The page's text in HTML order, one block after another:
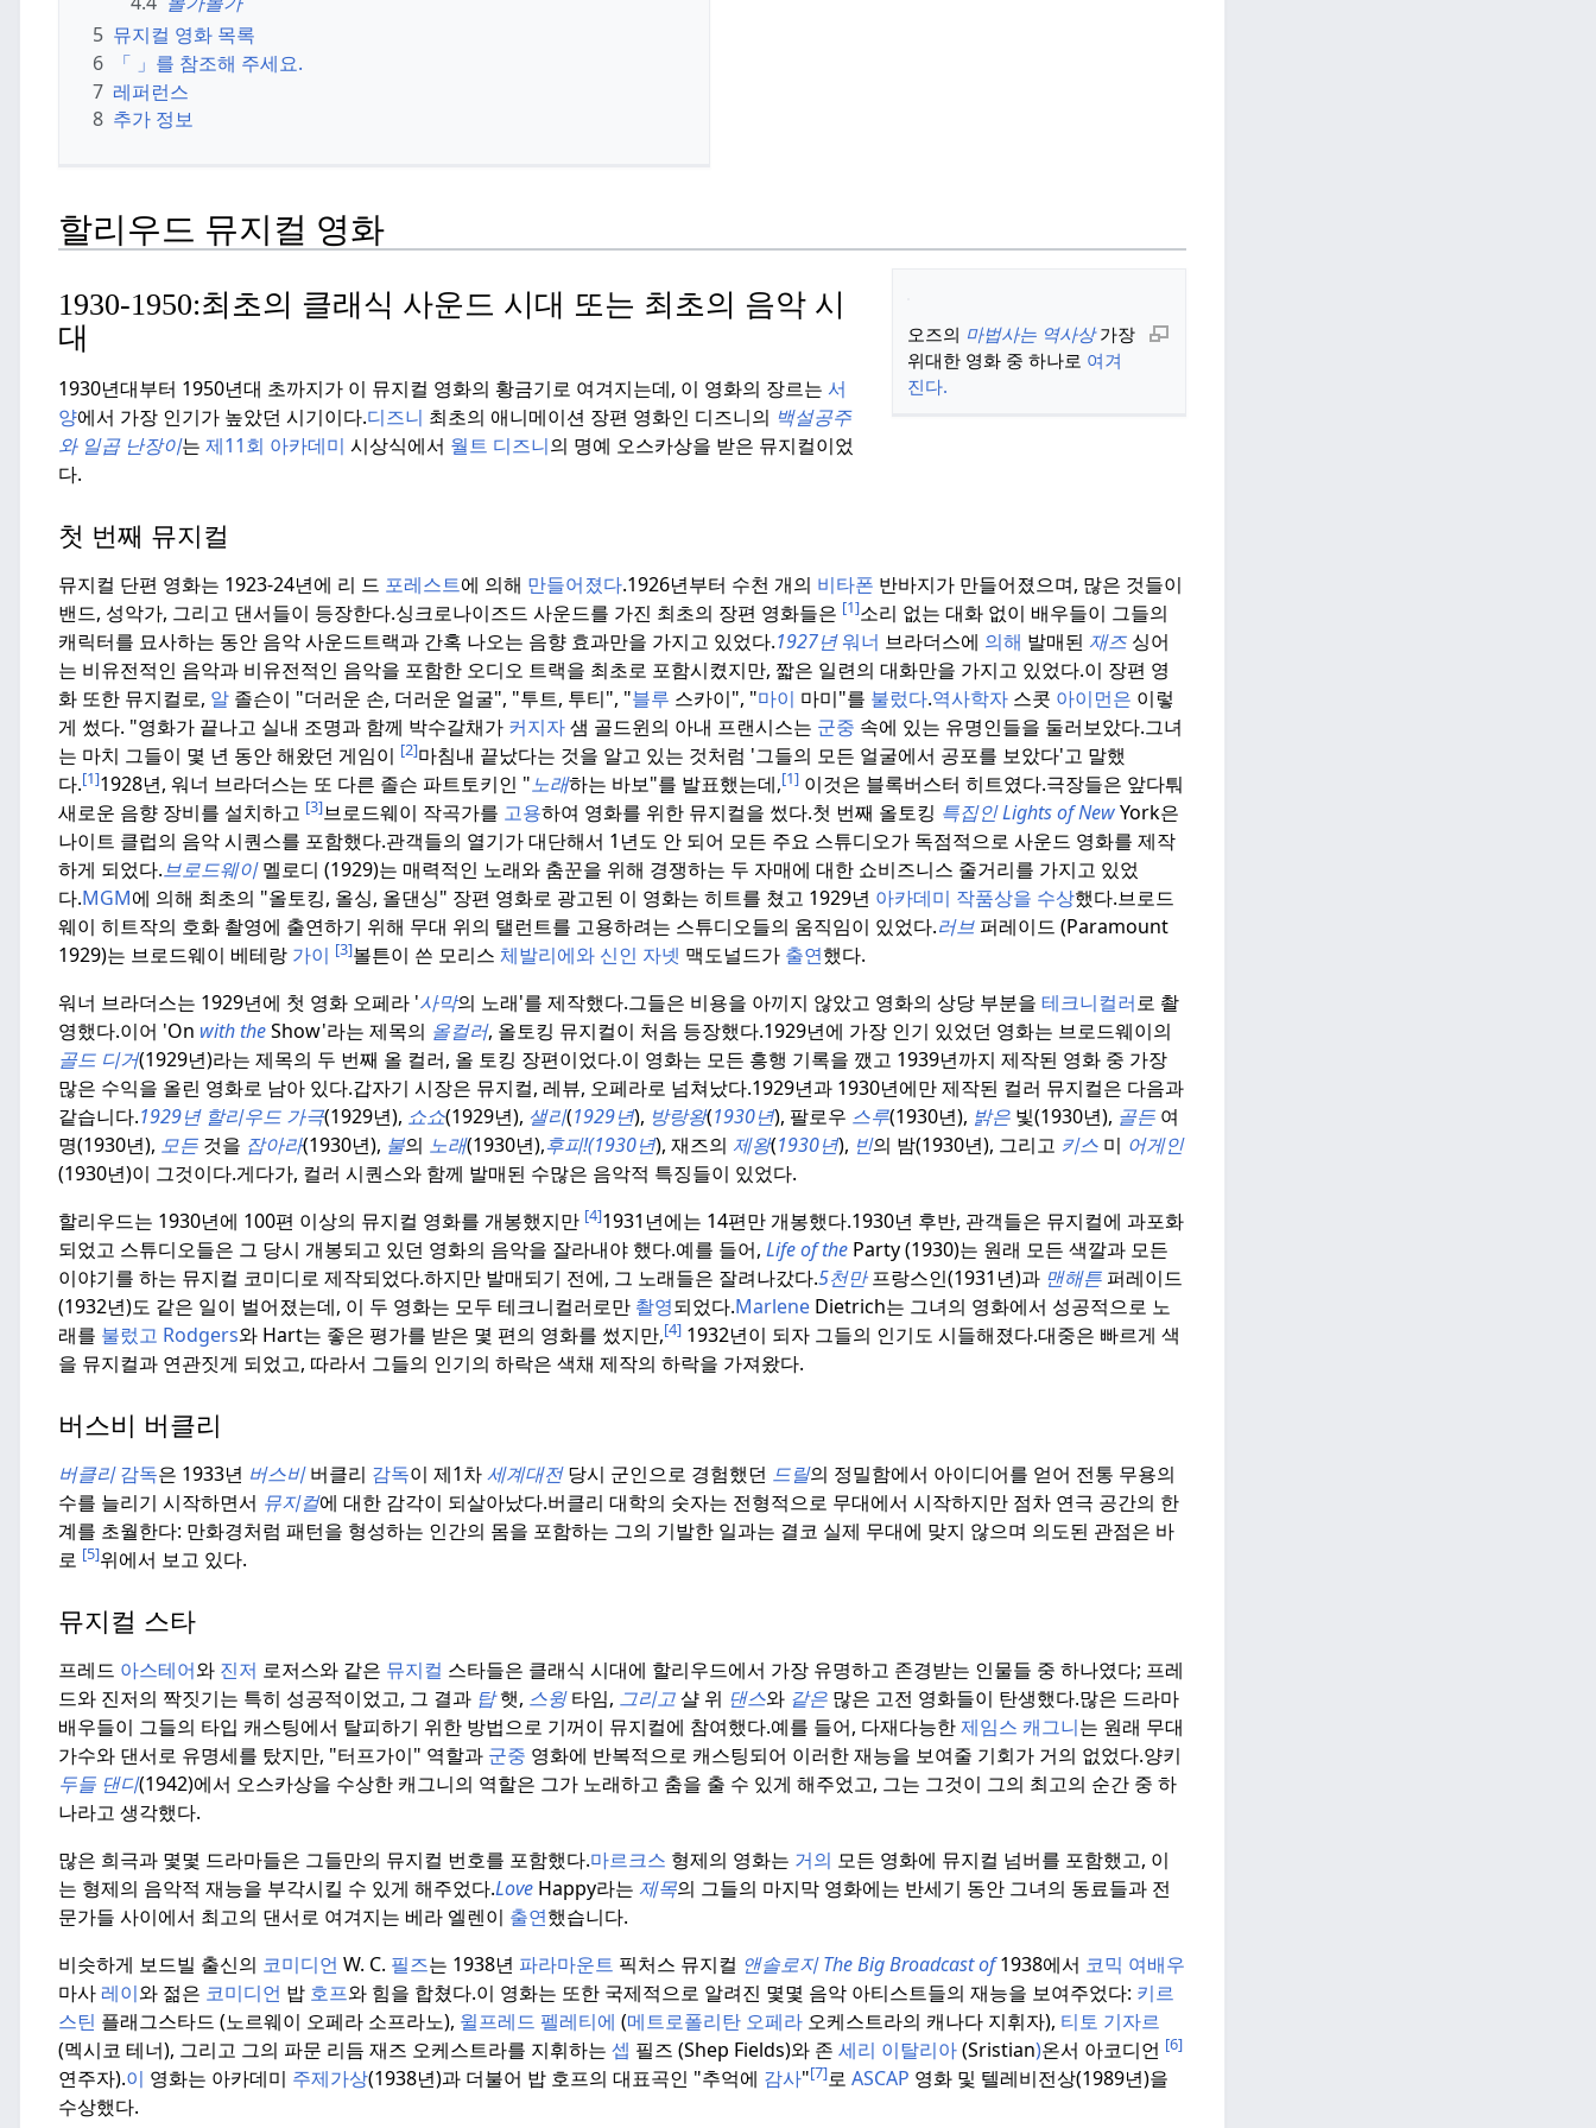
5 뮤지컬 영화 목록
6
「 」를 참조해 주세요.
7 레퍼런스
8 추가 정보
할리우드 뮤지컬 영화
오즈의 마법사는 역사상가장
위대한 영화 중 하나로 여겨
진다.
1930-1950:최초의 클래식 사운드 시대 또는 최초의 음악 시
대
1930년대부터 1950년대 초까지가 이 뮤지컬 영화의 황금기로 여겨지는데, 이 영화의 장르는 서
양에서 가장 인기가 높았던 시기이다.디즈니 최초의 애니메이션 장편 영화인 디즈니의 백설공주
와 일곱 난장이는 제11회 아카데미 시상식에서 월트 디즈니의 명예 오스카상을 받은 뮤지컬이었
다.
첫 번째 뮤지컬
뮤지컬 단편 영화는 1923-24년에 리 드 포레스트에 의해 만들어졌다.1926년부터 수천 개의 비타폰 반바지가 만들어졌으며, 많은 것들이
밴드, 성악가, 그리고 댄서들이 등장한다.싱크로나이즈드 사운드를 가진 최초의 장편 영화들은 [1]소리 없는 대화 없이 배우들이 그들의
캐릭터를 묘사하는 동안 음악 사운드트랙과 간혹 나오는 음향 효과만을 가지고 있었다.1927년워너 브라더스에 의해 발매된 재즈 싱어
는 비유전적인 음악과 비유전적인 음악을 포함한 오디오 트랙을 최초로 포함시켰지만, 짧은 일련의 대화만을 가지고 있었다.이 장편 영
화 또한 뮤지컬로, 알 졸슨이 "더러운 손, 더러운 얼굴", "투트, 투티", "블루 스카이", "마이 마미"를 불렀다.역사학자 스콧 아이먼은 이렇
게 썼다. "영화가 끝나고 실내 조명과 함께 박수갈채가 커지자샘 골드윈의 아내 프랜시스는 군중 속에 있는 유명인들을 둘러보았다.그녀
는 마치 그들이 몇 년 동안 해왔던 게임이 [2]마침내 끝났다는 것을 알고 있는 것처럼 '그들의 모든 얼굴에서 공포를 보았다'고 말했
다.[1]1928년, 워너 브라더스는 또 다른 졸슨 파트토키인 "노래하는 바보"를 발표했는데,[1] 이것은 블록버스터 히트였다.극장들은 앞다퉈
새로운 음향 장비를 설치하고 [3]브로드웨이 작곡가를 고용하여 영화를 위한 뮤지컬을 썼다.첫 번째 올토킹 특집인 Lights of NewYork은
나이트 클럽의 음악 시퀀스를 포함했다.관객들의 열기가 대단해서 1년도 안 되어 모든 주요 스튜디오가 독점적으로 사운드 영화를 제작
하게 되었다.브로드웨이멜로디 (1929)는 매력적인 노래와 춤꾼을 위해 경쟁하는 두 자매에 대한 쇼비즈니스 줄거리를 가지고 있었
다.MGM에 의해 최초의 "올토킹, 올싱, 올댄싱" 장편 영화로 광고된 이 영화는 히트를 쳤고 1929년 아카데미 작품상을 수상했다.브로드
웨이 히트작의 호화 촬영에 출연하기 위해 무대 위의 탤런트를 고용하려는 스튜디오들의 움직임이 있었다.러브 퍼레이드 (Paramount
1929)는 브로드웨이 베테랑 가이 [3]볼튼이 쓴 모리스 체발리에와 신인 자넷 맥도널드가 출연했다.
워너 브라더스는 1929년에 첫 영화 오페라 '사막의 노래'를 제작했다.그들은 비용을 아끼지 않았고 영화의 상당 부분을 테크니컬러로 촬
영했다.이어 'On with theShow'라는 제목의 올컬러, 올토킹 뮤지컬이 처음 등장했다.1929년에 가장 인기 있었던 영화는 브로드웨이의
골드 디거(1929년)라는 제목의 두 번째 올 컬러, 올 토킹 장편이었다.이 영화는 모든 흥행 기록을 깼고 1939년까지 제작된 영화 중 가장
많은 수익을 올린 영화로 남아 있다.갑자기 시장은 뮤지컬, 레뷰, 오페라로 넘쳐났다.1929년과 1930년에만 제작된 컬러 뮤지컬은 다음과
같습니다.1929년 할리우드 가극(1929년), 쇼쇼(1929년), 샐리(1929년), 방랑왕(1930년), 팔로우 스루(1930년), 밝은 빛(1930년), 골든 여
명(1930년), 모든 것을 잡아라(1930년), 불의 노래(1930년),후피!(1930년), 재즈의 제왕(1930년), 빈의 밤(1930년), 그리고 키스 미 어게인
(1930년)이 그것이다.게다가, 컬러 시퀀스와 함께 발매된 수많은 음악적 특징들이 있었다.
할리우드는 1930년에 100편 이상의 뮤지컬 영화를 개봉했지만 [4]1931년에는 14편만 개봉했다.1930년 후반, 관객들은 뮤지컬에 과포화
되었고 스튜디오들은 그 당시 개봉되고 있던 영화의 음악을 잘라내야 했다.예를 들어, Life of the Party (1930)는 원래 모든 색깔과 모든
이야기를 하는 뮤지컬 코미디로 제작되었다.하지만 발매되기 전에, 그 노래들은 잘려나갔다.5천만프랑스인(1931년)과 맨해튼 퍼레이드
(1932년)도 같은 일이 벌어졌는데, 이 두 영화는 모두 테크니컬러로만 촬영되었다.Marlene Dietrich는 그녀의 영화에서 성공적으로 노
래를 불렀고 Rodgers와 Hart는 좋은 평가를 받은 몇 편의 영화를 썼지만,[4] 1932년이 되자 그들의 인기도 시들해졌다.대중은 빠르게 색
을 뮤지컬과 연관짓게 되었고, 따라서 그들의 인기의 하락은 색채 제작의 하락을 가져왔다.
버스비 버클리
버클리 감독은 1933년 버스비버클리 감독이 제1차세계대전당시 군인으로 경험했던 드릴의 정밀함에서 아이디어를 얻어 전통 무용의
수를 늘리기 시작하면서 뮤지컬에 대한 감각이 되살아났다.버클리 대학의 숫자는 전형적으로 무대에서 시작하지만 점차 연극 공간의 한
계를 초월한다: 만화경처럼 패턴을 형성하는 인간의 몸을 포함하는 그의 기발한 일과는 결코 실제 무대에 맞지 않으며 의도된 관점은 바
로 [5]위에서 보고 있다.
뮤지컬 스타
프레드 아스테어와 진저 로저스와 같은 뮤지컬 스타들은 클래식 시대에 할리우드에서 가장 유명하고 존경받는 인물들 중 하나였다; 프레
드와 진저의 짝짓기는 특히 성공적이었고, 그 결과 탑햇, 스윙타임, 그리고샬 위 댄스와 같은 많은 고전 영화들이 탄생했다.많은 드라마
배우들이 그들의 타입 캐스팅에서 탈피하기 위한 방법으로 기꺼이 뮤지컬에 참여했다.예를 들어, 다재다능한제임스 캐그니는 원래 무대
가수와 댄서로 유명세를 탔지만, "터프가이" 역할과 군중 영화에 반복적으로 캐스팅되어 이러한 재능을 보여줄 기회가 거의 없었다.양키
두들 댄디(1942)에서 오스카상을 수상한 캐그니의 역할은 그가 노래하고 춤을 출 수 있게 해주었고, 그는 그것이 그의 최고의 순간 중 하
나라고 생각했다.
많은 희극과 몇몇 드라마들은 그들만의 뮤지컬 번호를 포함했다.마르크스 형제의 영화는 거의 모든 영화에 뮤지컬 넘버를 포함했고, 이
는 형제의 음악적 재능을 부각시킬 수 있게 해주었다.Love Happy라는 제목의 그들의 마지막 영화에는 반세기 동안 그녀의 동료들과 전
문가들 사이에서 최고의 댄서로 여겨지는 베라 엘렌이 출연했습니다.
비슷하게 보드빌 출신의 코미디언 W. C. 필즈는 1938년 파라마운트 픽처스 뮤지컬 앤솔로지 The Big Broadcast of1938에서 코믹 여배우
마사 레이와 젊은 코미디언 밥 호프와 힘을 합쳤다.이 영화는 또한 국제적으로 알려진 몇몇 음악 아티스트들의 재능을 보여주었다: 키르
스틴 플래그스타드 (노르웨이 오페라 소프라노), 윌프레드 펠레티에 (메트로폴리탄 오페라 오케스트라의 캐나다 지휘자), 티토 기자르
(멕시코 테너), 그리고 그의 파문 리듬 재즈 오케스트라를 지휘하는 셉 필즈 (Shep Fields)와 존 세리 이탈리아(Sristian)온서 아코디언 [6]
연주자).이 영화는 아카데미 주제가상(1938년)과 더불어 밥 호프의 대표곡인 "추억에 감사"[7]로 ASCAP 영화 및 텔레비전상(1989년)을
수상했다.